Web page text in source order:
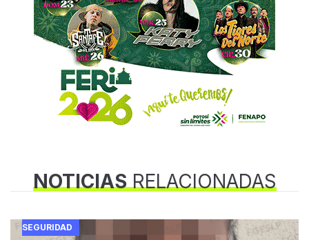
NOTICIASRELACIONADAS
SEGURIDAD